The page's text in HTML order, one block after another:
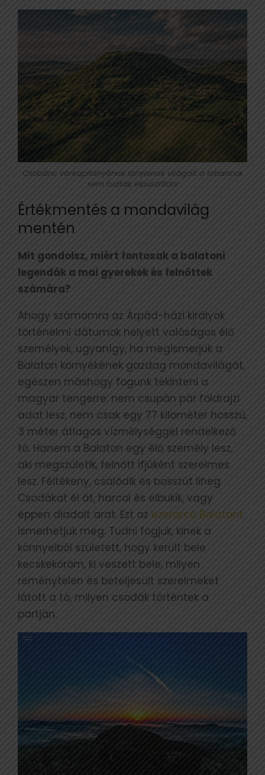
Csobánc várkapitányának lányainak virágait a labancok
sem tudták elpusztítani
Értékmentés a mondavilág
mentén
Mit gondolsz, miért fontosak a balatoni
legendák a mai gyerekek és felnőttek
számára?
Ahogy számomra az Árpád-házi királyok
történelmi dátumok helyett valóságos élő
személyek, ugyanígy, ha megismerjük a
Balaton környékének gazdag mondavilágát,
egészen máshogy fogunk tekinteni a
magyar tengerre: nem csupán pár földrajzi
adat lesz, nem csak egy 77 kilométer hosszú,
3 méter átlagos vízmélységgel rendelkező
tó. Hanem a Balaton egy élő személy lesz,
aki megszületik, felnőtt ifjúként szerelmes
lesz. Féltékeny, csalódik és bosszút liheg.
Csodákat él át, harcol és elbukik, vagy
éppen diadalt arat. Ezt az ezerarcú Balatont
ismerhetjük meg. Tudni fogjuk, kinek a
könnyeiből született, hogy került bele
kecskeköröm, ki veszett bele, milyen
reménytelen és beteljesült szerelmeket
látott a tó, milyen csodák történtek a
partján.